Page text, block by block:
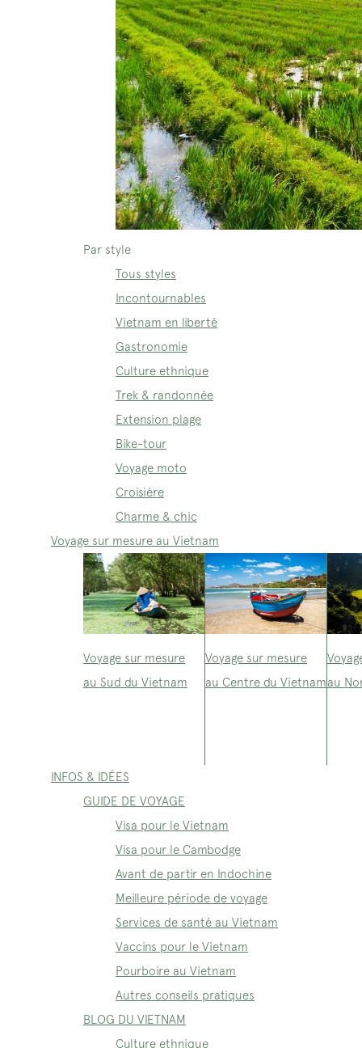
Par style
Tous styles
Incontournables
Vietnam en liberté
Gastronomie
Culture ethnique
Trek & randonnée
Extension plage
Bike-tour
Voyage moto
Croisière
Charme & chic
Voyage sur mesure au Vietnam
Voyage sur mesure
au Sud du Vietnam
Voyage sur mesure
au Centre du Vietnamau
INFOS & IDÉES
GUIDE DE VOYAGE
Visa pour le Vietnam
Visa pour le Cambodge
Avant de partir en Indochine
Meilleure période de voyage
Services de santé au Vietnam
Vaccins pour le Vietnam
Pourboire au Vietnam
Autres conseils pratiques
BLOG DU VIETNAM
Culture ethnique